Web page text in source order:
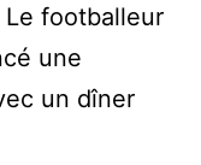
footballeur
une
un dîner